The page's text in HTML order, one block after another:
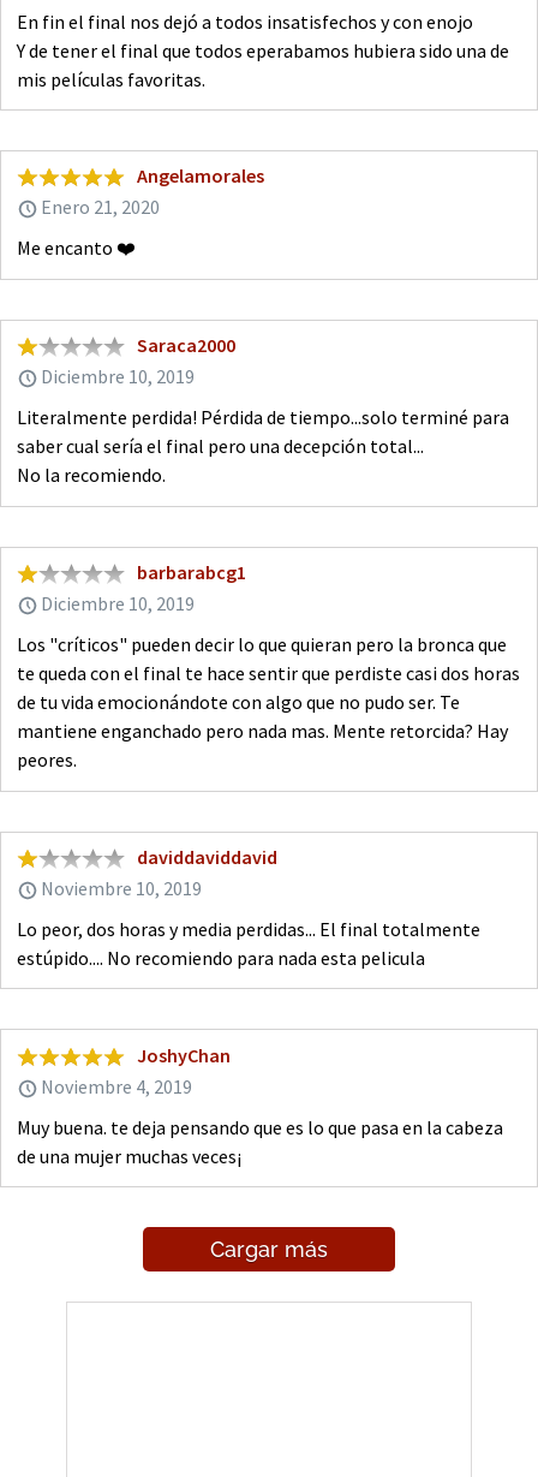
En fin el final nos dejó a todos insatisfechos y con enojo
Y de tener el final que todos eperabamos hubiera sido una de
mis películas favoritas.
Angelamorales
Enero 21, 2020
Me encanto ❤️
Saraca2000
Diciembre 10, 2019
Literalmente perdida! Pérdida de tiempo...solo terminé para
saber cual sería el final pero una decepción total...
No la recomiendo.
barbarabcg1
Diciembre 10, 2019
Los "críticos" pueden decir lo que quieran pero la bronca que
te queda con el final te hace sentir que perdiste casi dos horas
de tu vida emocionándote con algo que no pudo ser. Te
mantiene enganchado pero nada mas. Mente retorcida? Hay
peores.
daviddaviddavid
Noviembre 10, 2019
Lo peor, dos horas y media perdidas... El final totalmente
estúpido.... No recomiendo para nada esta pelicula
JoshyChan
Noviembre 4, 2019
Muy buena. te deja pensando que es lo que pasa en la cabeza
de una mujer muchas veces¡
Cargar más